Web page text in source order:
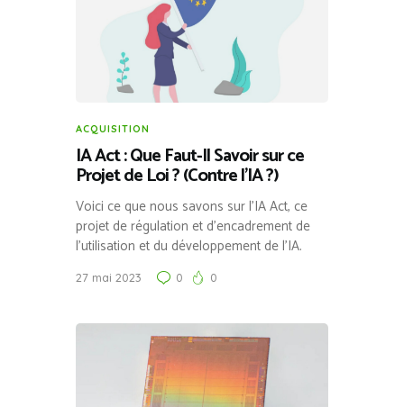
ACQUISITION
IA Act : Que Faut-Il Savoir sur ce
Projet de Loi ? (Contre l’IA ?)
Voici ce que nous savons sur l’IA Act, ce
projet de régulation et d’encadrement de
l’utilisation et du développement de l’IA.
27 mai 2023 0 0